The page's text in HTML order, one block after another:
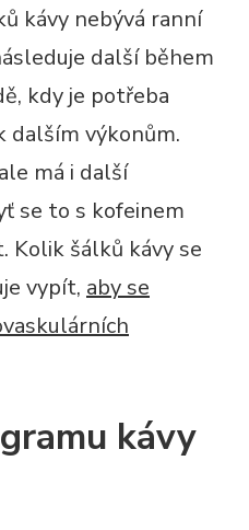
kávy nebývá ranní
další během
kdy je potřeba
dalším výkonům.
má i další
se to s kofeinem
Kolik šálků kávy se
vypít, aby se
kávy